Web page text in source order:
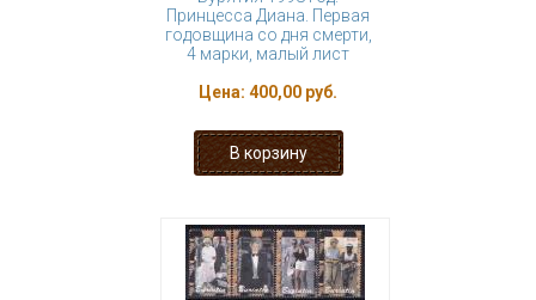
Принцесса Диана. Первая
годовщина со дня смерти,
4 марки, малый лист
Цена: 400,00 руб.